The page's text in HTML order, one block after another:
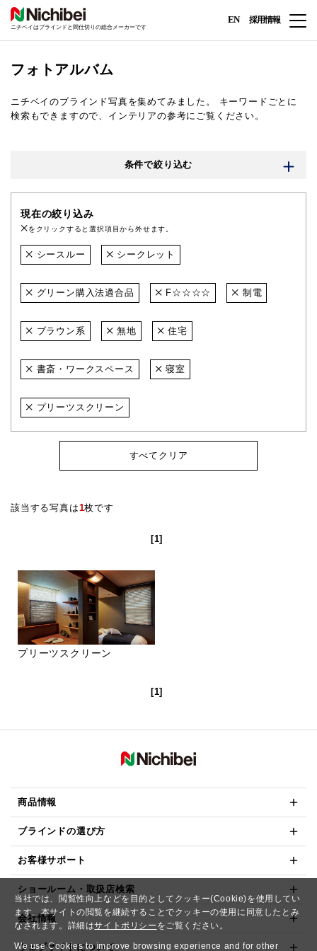
当社では、閲覧性向上などを目的としてクッキー(Cookie)を使用してい
ます。本サイトの閲覧を継続することでクッキーの使用に同意したとみ
なされます。詳細はサイトポリシー をご覧ください。
We use Cookies to improve browsing experience and for other
ニチベイはブラインドと間仕切りの総合メーカーです
EN 採用情報
フォトアルバム
ニチベイのブラインド写真を集めてみました。
キーワードごとに
検索もできますので、インテリアの参考にご覧ください。
条件で絞り込む
現在の絞り込み
をクリックすると選択項目から外せます。
シースルー シークレット
グリーン購入法適合品 F☆☆☆☆ 制電
ブラウン系 無地 住宅
書斎・ワークスペース 寝室
プリーツスクリーン
すべてクリア
該当する写真は1枚です
[1]
プリーツスクリーン
[1]
商品情報
ブラインドの選び方
お客様サポート
ショールーム・取扱店検索
会社情報
ウェブサイトについて